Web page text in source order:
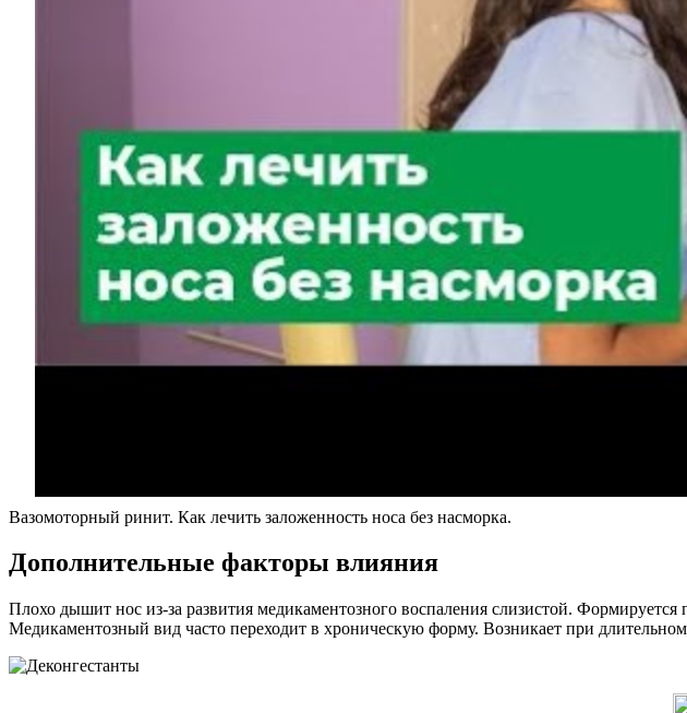
Вазомоторный ринит. Как лечить заложенность носа без насморка.
Дополнительные факторы влияния
Плохо дышит нос из-за развития медикаментозного воспаления слизистой.
Медикаментозный вид часто переходит в хроническую форму. Возникает при